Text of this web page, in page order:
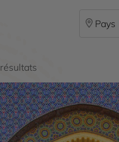
Pays
résultats